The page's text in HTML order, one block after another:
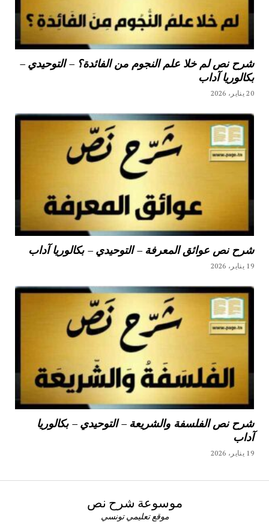
شرح نص لم خلا علم النجوم من الفائدة؟ – التوحيدي –
بكالوريا آداب
20 يناير، 2026
شرح نص عوائق المعرفة – التوحيدي – بكالوريا آداب
19 يناير، 2026
شرح نص الفلسفة والشريعة – التوحيدي – بكالوريا
آداب
19 يناير، 2026
موسوعة شرح نص
موقع تعليمي تونسي